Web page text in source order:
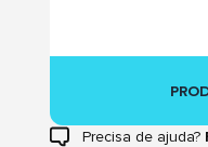
Precisa de ajuda?